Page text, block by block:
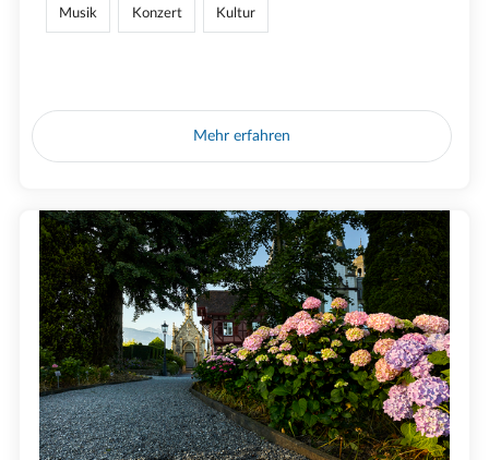
Musik Konzert Kultur
Mehr erfahren